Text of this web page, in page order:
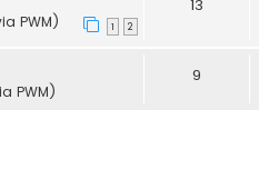
PWM) 1 2
13
PWM)
9